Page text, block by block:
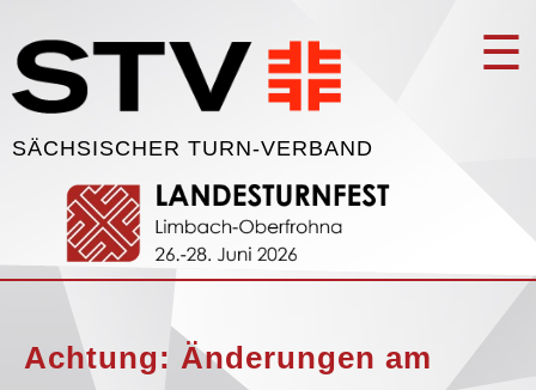
SÄCHSISCHER TURN-VERBAND
☰
Achtung: Änderungen am